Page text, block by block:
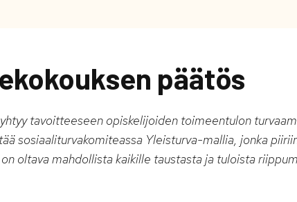
päätös
tavoitteeseen opiskelijoiden toimeentulon
sosiaaliturvakomiteassa Yleisturva-mallia, jonka
oltava mahdollista kaikille taustasta ja tuloista